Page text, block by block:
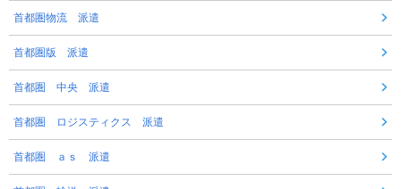
首都圏物流 派遣
首都圏版 派遣
首都圏 中央 派遣
首都圏 ロジスティクス 派遣
首都圏 ａｓ 派遣